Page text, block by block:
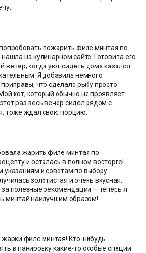
пожарить филе минтая по
на кулинарном сайте. Готовила его
вечер, когда уют сидеть дома казался
Я добавила немного
что сделало рыбу просто
кот, который обычно не проявляет
раз весь вечер сидел рядом с
тоже ждал свою порцию.
жарить филе минтая по
и осталась в полном восторге!
указаниям и советам по выбору
золотистая и очень вкусная.
полезные рекомендации — теперь я
минтай наилучшим образом!
филе минтая! Кто-нибудь
в панировку какие-то особые специи